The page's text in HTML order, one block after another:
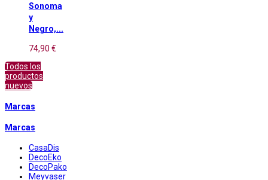
Sonoma
y
Negro,...
74,90 €
Todos los
productos
nuevos
Marcas
Marcas
CasaDis
DecoEko
DecoPako
Meyvaser